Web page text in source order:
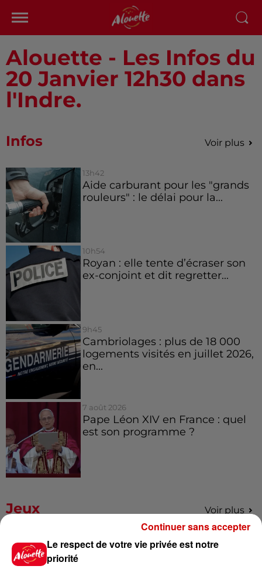
Alouette - Les Infos du
20 Janvier 12h30 dans
l'Indre.
Infos Voir plus
13h42
Aide carburant pour les "grands
rouleurs" : le délai pour la...
10h54
Royan : elle tente d’écraser son
ex-conjoint et dit regretter...
9h45
Cambriolages : plus de 18 000
logements visités en juillet 2026,
en...
7 août 2026
Pape Léon XIV en France : quel
est son programme ?
Jeux Voir plus
Gagnez vos places pour le
festival Marché Gourmand 2026
Le respect de votre vie privée est notre
priorité
Continuer sans accepter